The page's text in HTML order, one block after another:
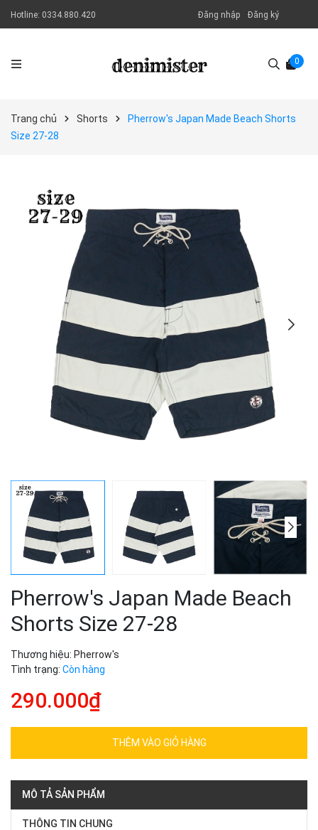
Hotline: 0334.880.420 Đăng nhập Đăng ký
0
Trang chủ Shorts
Pherrow's Japan Made Beach Shorts
Size 27-28
Pherrow's Japan Made Beach
Shorts Size 27-28
Thương hiệu: Pherrow's
Tình trạng: Còn hàng
290.000₫
THÊM VÀO GIỎ HÀNG
MÔ TẢ SẢN PHẨM
THÔNG TIN CHUNG